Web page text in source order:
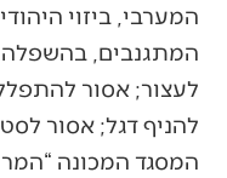
המערבי, ביזוי
המתגנבים, בהשפלה,
לעצור; אסור
להניף דגל; אסור
המסגד המכונה